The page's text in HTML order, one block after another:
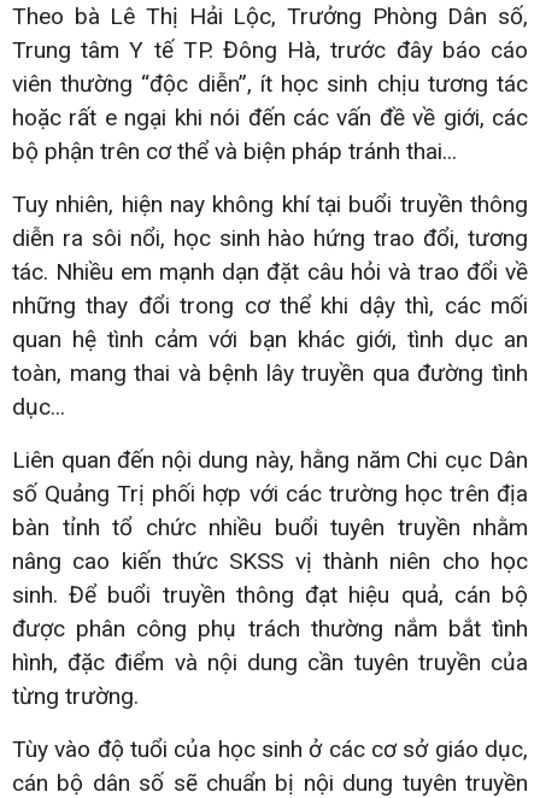
Theo bà Lê Thị Hải Lộc, Trưởng Phòng Dân số,
Trung tâm Y tế TP. Đông Hà, trước đây báo cáo
viên thường “độc diễn”, ít học sinh chịu tương tác
hoặc rất e ngại khi nói đến các vấn đề về giới, các
bộ phận trên cơ thể và biện pháp tránh thai...
Tuy nhiên, hiện nay không khí tại buổi truyền thông
diễn ra sôi nổi, học sinh hào hứng trao đổi, tương
tác. Nhiều em mạnh dạn đặt câu hỏi và trao đổi về
những thay đổi trong cơ thể khi dậy thì, các mối
quan hệ tình cảm với bạn khác giới, tình dục an
toàn, mang thai và bệnh lây truyền qua đường tình
dục...
Liên quan đến nội dung này, hằng năm Chi cục Dân
số Quảng Trị phối hợp với các trường học trên địa
bàn tỉnh tổ chức nhiều buổi tuyên truyền nhằm
nâng cao kiến thức SKSS vị thành niên cho học
sinh. Để buổi truyền thông đạt hiệu quả, cán bộ
được phân công phụ trách thường nắm bắt tình
hình, đặc điểm và nội dung cần tuyên truyền của
từng trường.
Tùy vào độ tuổi của học sinh ở các cơ sở giáo dục,
cán bộ dân số sẽ chuẩn bị nội dung tuyên truyền